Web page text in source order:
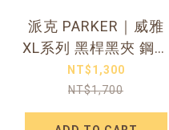
派克 PARKER｜威雅
XL系列 黑桿黑夾 鋼筆
（限定）
NT$1,300
NT$1,700